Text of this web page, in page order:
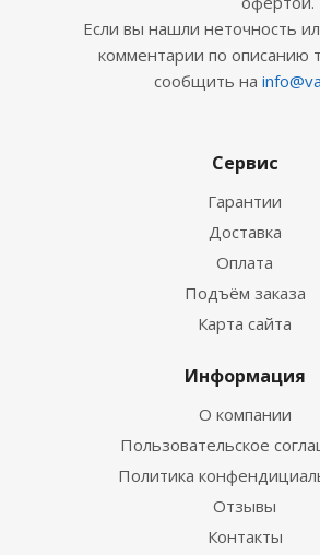
Если вы нашли неточность
комментарии по описанию
сообщить на
Сервис
Гарантии
Доставка
Оплата
Подъём заказа
Карта сайта
Информация
О компании
Пользовательское
Политика
Отзывы
Контакты